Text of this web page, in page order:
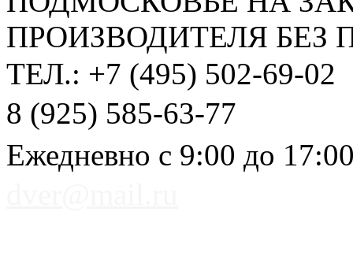
ПРОИЗВОДИТЕЛЯ БЕЗ
ТЕЛ.: +7 (495) 502-69-02
8 (925) 585-63-77
Ежедневно с 9:00 до